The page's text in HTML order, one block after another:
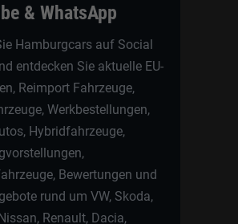
& WhatsApp
Hamburgcars auf Social
entdecken Sie aktuelle EU-
Reimport Fahrzeuge,
Werkbestellungen,
Hybridfahrzeuge,
Bewertungen und
rund um VW, Skoda,
Renault, Dacia,